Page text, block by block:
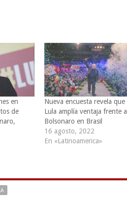
en
de
Nueva encuesta revela que
Lula amplía ventaja frente a
Bolsonaro en Brasil
16 agosto, 2022
En «Latinoamerica»